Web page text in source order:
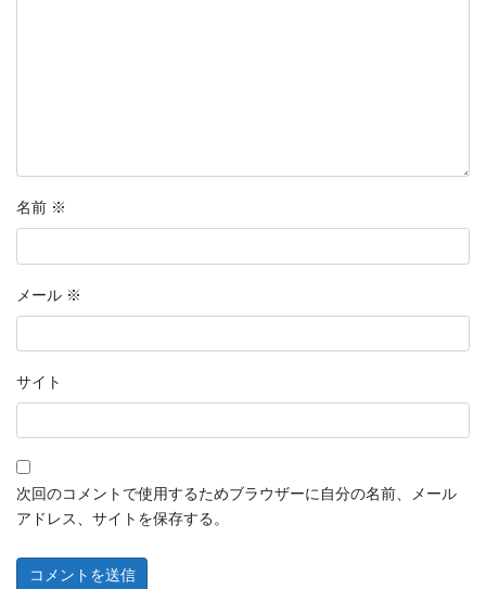
名前 ※
メール ※
サイト
次回のコメントで使用するためブラウザーに自分の名前、メール
アドレス、サイトを保存する。